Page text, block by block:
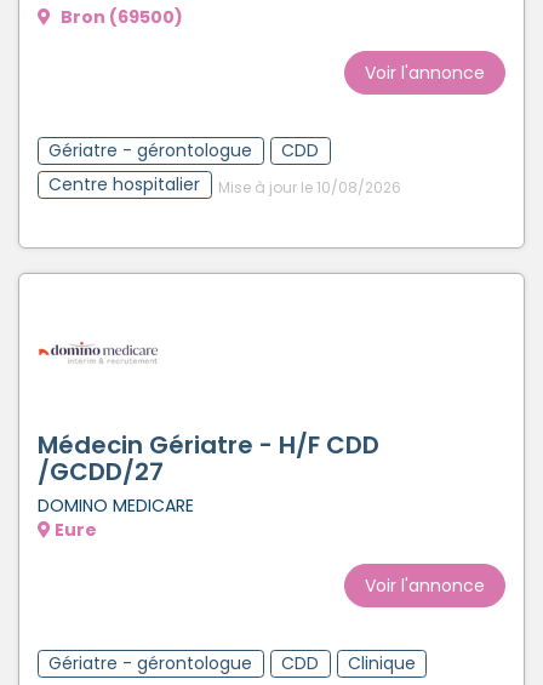
Bron (69500)
Voir l'annonce
Gériatre - gérontologue
CDD
Centre hospitalier
Mise à jour le 10/08/2026
Médecin Gériatre - H/F CDD
/GCDD/27
DOMINO MEDICARE
Eure
Voir l'annonce
Gériatre - gérontologue CDD Clinique